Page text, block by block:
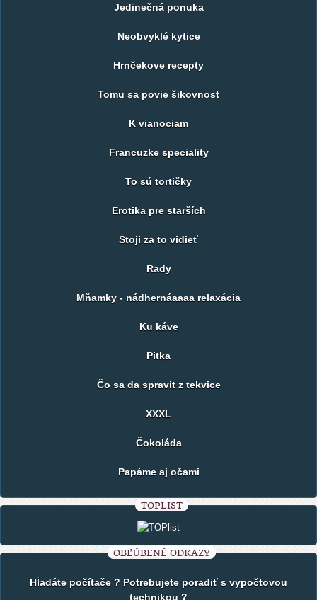
Jedinečná ponuka
Neobvyklé kytice
Hrnčekove recepty
Tomu sa povie šikovnost
K vianociam
Francuzke speciality
To sú tortičky
Erotika pre starších
Stoji za to vidieť
Rady
Mňamky - nádhernáaaaa relaxácia
Ku káve
Pitka
Čo sa da spravit z tekvice
XXXL
Čokoláda
Papáme aj očami
TOPLIST
OBĽÚBENÉ ODKAZY
Hĺadáte počítače ? Potrebujete poradiť s vypočtovou
technikou ?